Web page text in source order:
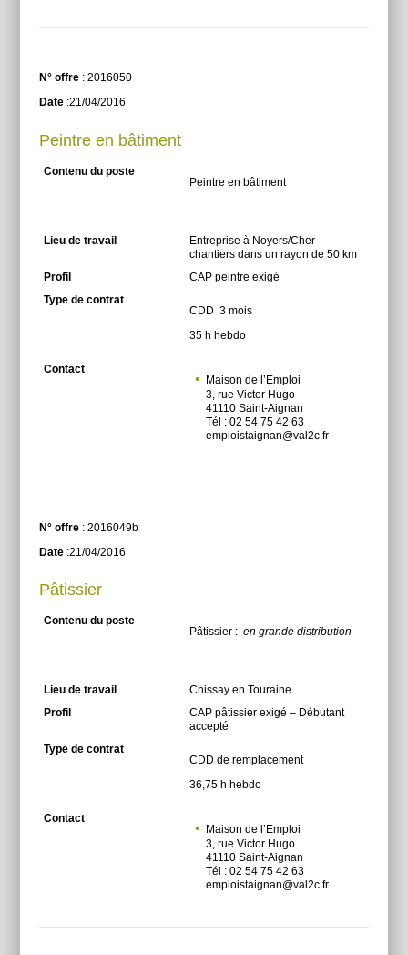
N° offre: 2016050
Date:21/04/2016
Peintre en bâtiment
Contenu du poste
Peintre en bâtiment
Lieu de travail
Entreprise à Noyers/Cher –
chantiers dans un rayon de 50 km
Profil
CAP peintre exigé
Type de contrat
CDD 3 mois
35 h hebdo
Contact
Maison de l’Emploi
3, rue Victor Hugo
41110 Saint-Aignan
Tél : 02 54 75 42 63
emploistaignan@val2c.fr
N° offre: 2016049b
Date:21/04/2016
Pâtissier
Contenu du poste
Pâtissier : en grande distribution
Lieu de travail
Chissay en Touraine
Profil
CAP pâtissier exigé – Débutant
accepté
Type de contrat
CDD de remplacement
36,75 h hebdo
Contact
Maison de l’Emploi
3, rue Victor Hugo
41110 Saint-Aignan
Tél : 02 54 75 42 63
emploistaignan@val2c.fr